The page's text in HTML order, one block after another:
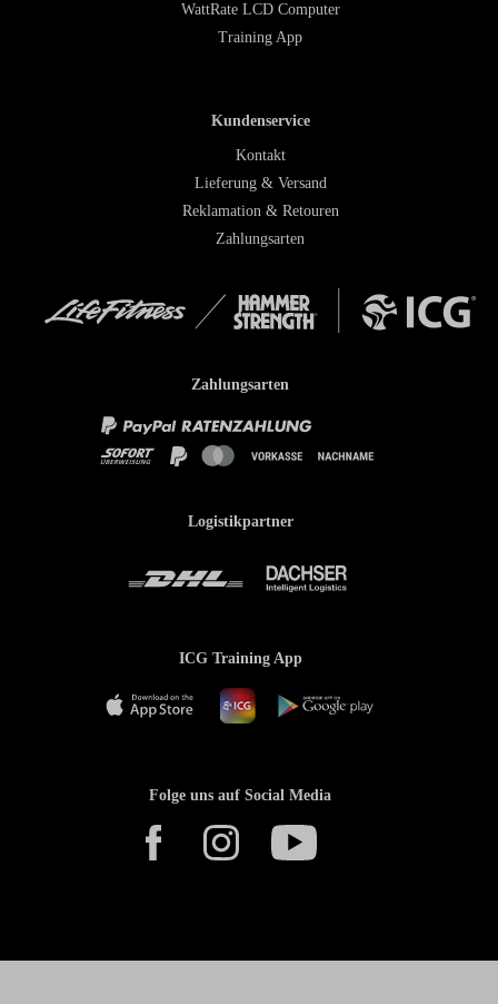
WattRate LCD Computer
Training App
Kundenservice
Kontakt
Lieferung & Versand
Reklamation & Retouren
Zahlungsarten
Zahlungsarten
Logistikpartner
ICG Training App
Folge uns auf Social Media